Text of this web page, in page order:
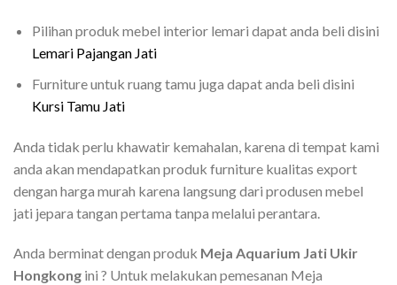
Pilihan produk mebel interior lemari dapat anda beli disini
Lemari Pajangan Jati
Furniture untuk ruang tamu juga dapat anda beli disini
Kursi Tamu Jati
Anda tidak perlu khawatir kemahalan, karena di tempat kami
anda akan mendapatkan produk furniture kualitas export
dengan harga murah karena langsung dari produsen mebel
jati jepara tangan pertama tanpa melalui perantara.
Anda berminat dengan produk Meja Aquarium Jati Ukir
Hongkong ini ? Untuk melakukan pemesanan Meja